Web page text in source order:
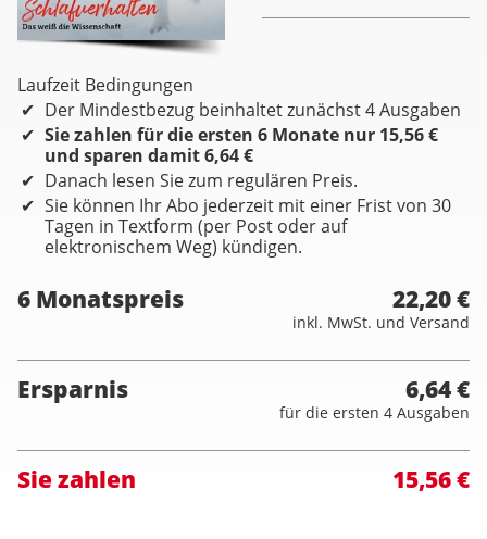
Laufzeit Bedingungen
Der Mindestbezug beinhaltet zunächst 4 Ausgaben
Sie zahlen für die ersten 6 Monate nur 15,56 €
und sparen damit 6,64 €
Danach lesen Sie zum regulären Preis.
Sie können Ihr Abo jederzeit mit einer Frist von 30
Tagen in Textform (per Post oder auf
elektronischem Weg) kündigen.
6 Monatspreis 22,20 €
inkl. MwSt. und Versand
Ersparnis 6,64 €
für die ersten 4 Ausgaben
Sie zahlen 15,56 €